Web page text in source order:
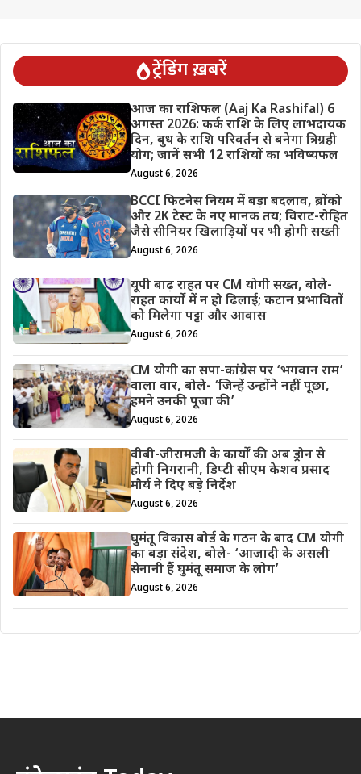
ट्रेंडिंग ख़बरें
आज का राशिफल (Aaj Ka Rashifal) 6
अगस्त 2026: कर्क राशि के लिए लाभदायक
दिन, बुध के राशि परिवर्तन से बनेगा त्रिग्रही
योग; जानें सभी 12 राशियों का भविष्यफल
August 6, 2026
BCCI फिटनेस नियम में बड़ा बदलाव, ब्रोंको
और 2K टेस्ट के नए मानक तय; विराट-रोहित
जैसे सीनियर खिलाड़ियों पर भी होगी सख्ती
August 6, 2026
यूपी बाढ़ राहत पर CM योगी सख्त, बोले-
राहत कार्यों में न हो ढिलाई; कटान प्रभावितों
को मिलेगा पट्टा और आवास
August 6, 2026
CM योगी का सपा-कांग्रेस पर ‘भगवान राम’
वाला वार, बोले- ‘जिन्हें उन्होंने नहीं पूछा,
हमने उनकी पूजा की’
August 6, 2026
वीबी-जीरामजी के कार्यों की अब ड्रोन से
होगी निगरानी, डिप्टी सीएम केशव प्रसाद
मौर्य ने दिए बड़े निर्देश
August 6, 2026
घुमंतू विकास बोर्ड के गठन के बाद CM योगी
का बड़ा संदेश, बोले- ‘आजादी के असली
सेनानी हैं घुमंतू समाज के लोग’
August 6, 2026